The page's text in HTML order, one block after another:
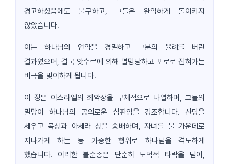
경고하셨음에도 불구하고, 그들은 완악하게 돌이키지
않았습니다.
이는 하나님의 언약을 경멸하고 그분의 율례를 버린
결과였으며, 결국 앗수르에 의해 멸망당하고 포로로 잡혀가는
비극을 맞이하게 됩니다.
이 장은 이스라엘의 죄악상을 구체적으로 나열하며, 그들의
멸망이 하나님의 공의로운 심판임을 강조합니다. 산당을
세우고 목상과 아세라 상을 숭배하며, 자녀를 불 가운데로
지나가게 하는 등 가증한 행위로 하나님을 격노하게
했습니다. 이러한 불순종은 단순히 도덕적 타락을 넘어,